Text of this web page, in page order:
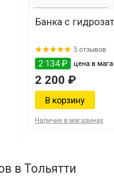
Банка с
5 отзывов
2 134 ₽ цена в
2 200 ₽
Наличие в магазинах
в Тольятти